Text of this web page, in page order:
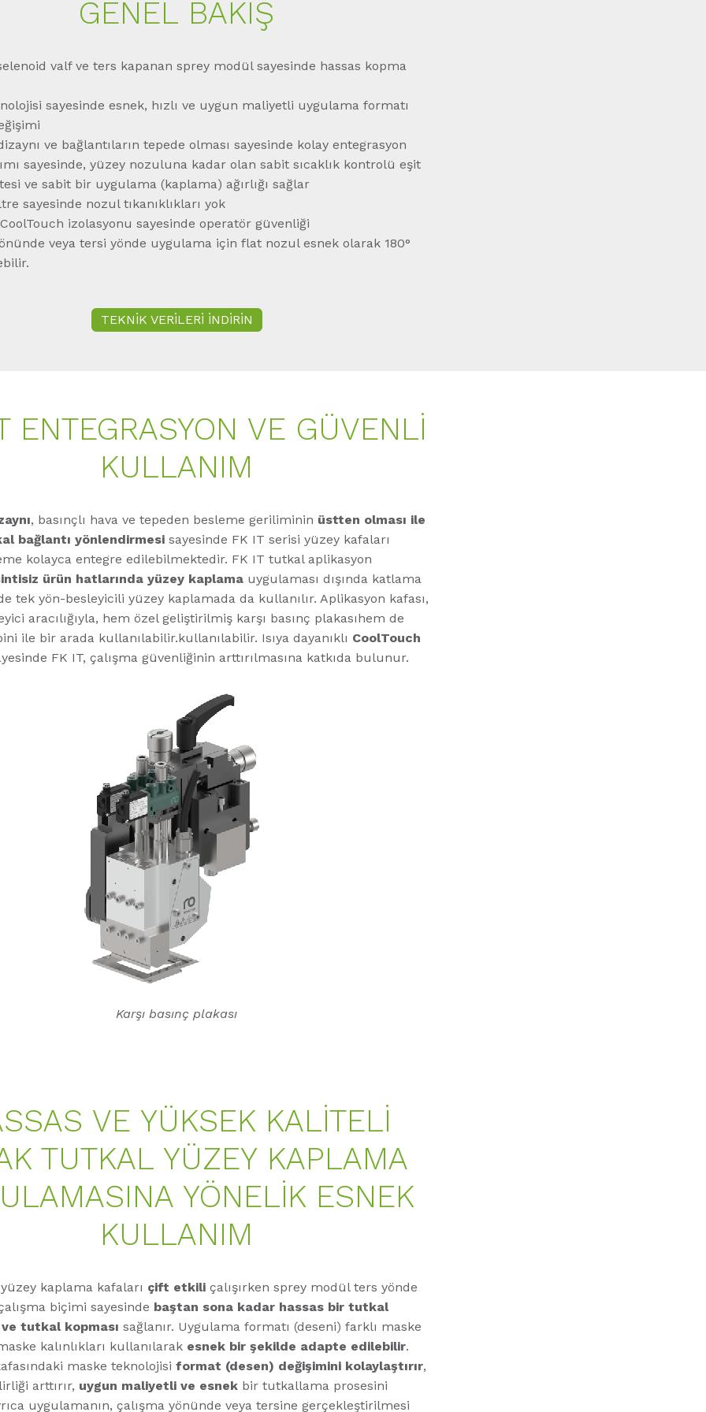
GENEL BAKIŞ
valf ve ters kapanan sprey modül sayesinde hassas kopma
sayesinde esnek, hızlı ve uygun maliyetli uygulama formatı
ve bağlantıların tepede olması sayesinde kolay entegrasyon
sayesinde, yüzey nozuluna kadar olan sabit sıcaklık kontrolü eşit
ve sabit bir uygulama (kaplama) ağırlığı sağlar
sayesinde nozul tıkanıklıkları yok
izolasyonu sayesinde operatör güvenliği
veya tersi yönde uygulama için flat nozul esnek olarak 180°
TEKNİK VERİLERİ İNDİRİN
ENTEGRASYON VE GÜVENLI
KULLANIM
, basınçlı hava ve tepeden besleme geriliminin üstten olması ile
bağlantı yönlendirmesi sayesinde FK IT serisi yüzey kafaları
kolayca entegre edilebilmektedir. FK IT tutkal aplikasyon
ürün hatlarında yüzey kaplama uygulaması dışında katlama
tek yön-besleyicili yüzey kaplamada da kullanılır. Aplikasyon kafası,
aracılığıyla, hem özel geliştirilmiş karşı basınç plakasıhem de
ile bir arada kullanılabilir.kullanılabilir. Isıya dayanıklı CoolTouch
FK IT, çalışma güvenliğinin arttırılmasına katkıda bulunur.
Karşı basınç plakası
VE YÜKSEK KALITELI
TUTKAL YÜZEY KAPLAMA
YÖNELIK ESNEK
KULLANIM
kaplama kafaları çift etkili çalışırken sprey modül ters yönde
biçimi sayesinde baştan sona kadar hassas bir tutkal
ve tutkal kopması sağlanır. Uygulama formatı (deseni) farklı maske
kalınlıkları kullanılarak esnek bir şekilde adapte edilebilir.
maske teknolojisi format (desen) değişimini kolaylaştırır,
arttırır, uygun maliyetli ve esnek bir tutkallama prosesini
uygulamanın, çalışma yönünde veya tersine gerçekleştirilmesi